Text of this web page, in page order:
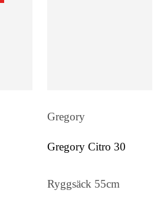
Gregory
Gregory Citro 30
Ryggsäck 55cm